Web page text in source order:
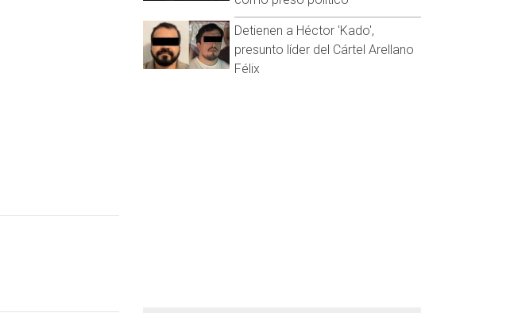
Detienen a Héctor 'Kado',
presunto líder del Cártel Arellano
Félix